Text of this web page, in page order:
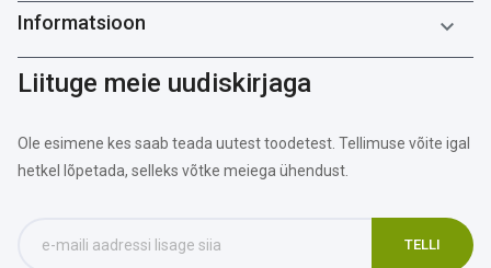
Informatsioon 
Liituge meie uudiskirjaga
Ole esimene kes saab teada uutest toodetest. Tellimuse võite igal
hetkel lõpetada, selleks võtke meiega ühendust.